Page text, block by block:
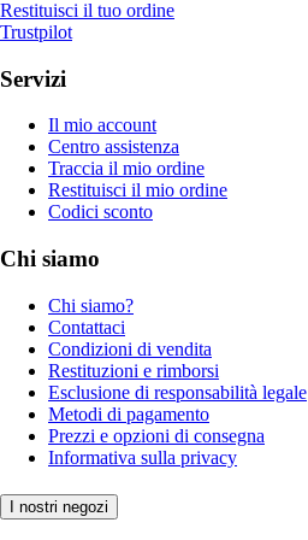
Restituisci il tuo ordine
Trustpilot
Servizi
Il mio account
Centro assistenza
Traccia il mio ordine
Restituisci il mio ordine
Codici sconto
Chi siamo
Chi siamo?
Contattaci
Condizioni di vendita
Restituzioni e rimborsi
Esclusione di responsabilità legale
Metodi di pagamento
Prezzi e opzioni di consegna
Informativa sulla privacy
I nostri negozi